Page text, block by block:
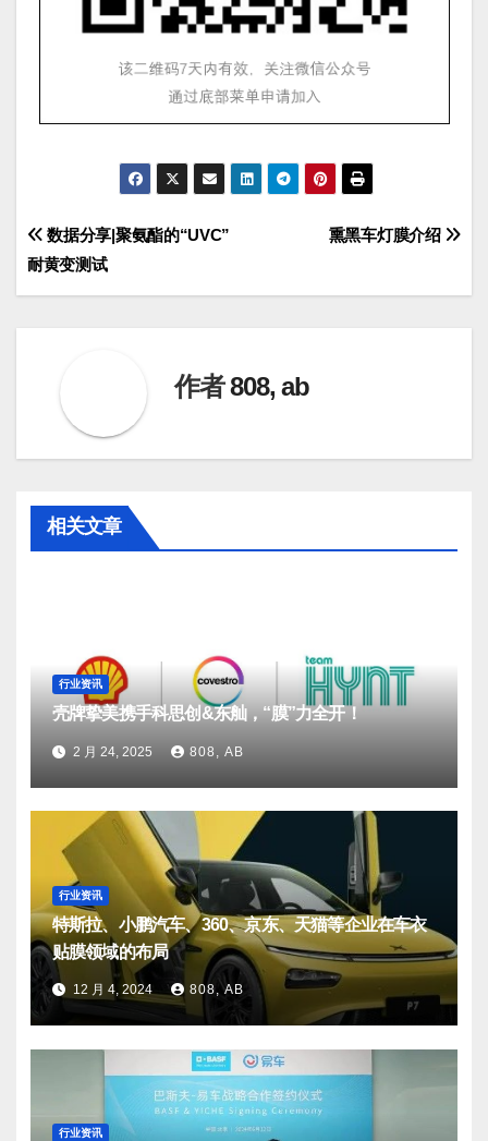
文
章
熏黑车灯膜介绍
数据分享|聚氨酯的“UVC”
耐黄变测试
作者808, ab
相关文章
行业资讯
壳牌挚美携手科思创&东舢，“膜”力全开！
2 月 24, 2025 808, AB
行业资讯
特斯拉、小鹏汽车、360、京东、天猫等企业在车衣
贴膜领域的布局
12 月 4, 2024 808, AB
行业资讯